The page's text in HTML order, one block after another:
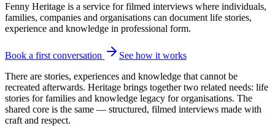
Fenny Heritage is a service for filmed interviews where individuals,
families, companies and organisations can document life stories,
experience and knowledge in professional form.
Book a first conversation
See how it works
There are stories, experiences and knowledge that cannot be
recreated afterwards. Heritage brings together two related needs: life
stories for families and knowledge legacy for organisations. The
shared core is the same — structured, filmed interviews made with
craft and respect.